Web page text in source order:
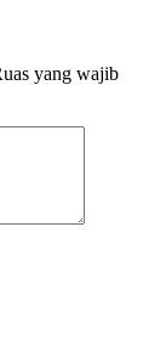
yang wajib